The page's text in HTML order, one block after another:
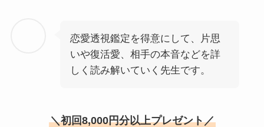
恋愛透視鑑定を得意にして、片思
いや復活愛、相手の本音などを詳
しく読み解いていく先生です。
＼初回8,000円分以上プレゼント／